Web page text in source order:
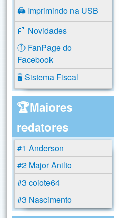
🖨️ Imprimindo na USB
📰 Novidades
ⓕ FanPage do
Facebook
🖥️ Sistema Fiscal
🏆Maiores
redatores
#1 Anderson
#2 Major Anilto
#3 coiote64
#3 Nascimento